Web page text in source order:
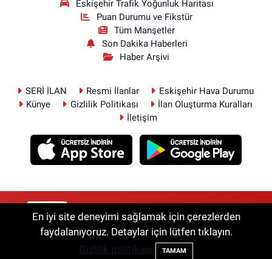
Eskişehir Trafik Yoğunluk Haritası
Puan Durumu ve Fikstür
Tüm Manşetler
Son Dakika Haberleri
Haber Arşivi
SERİ İLAN Resmi İlanlar
Eskişehir Hava Durumu
Künye
Gizlilik Politikası
İlan Oluşturma Kuralları
İletişim
RSS Copyright © 2026. Her hakkı saklıdır.
Haber Yazılımı:TE Bilişim
En iyi site deneyimi sağlamak için çerezlerden
faydalanıyoruz. Detaylar için lütfen tıklayın.
Gizlilik politikası
TAMAM